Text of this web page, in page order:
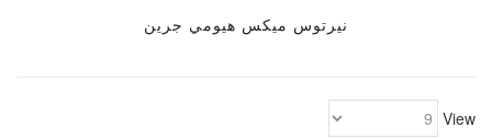
نيرتوس ميكس هيومي جرين
View